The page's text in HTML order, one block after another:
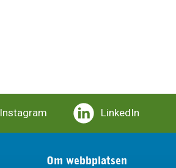
Instagram LinkedIn
Om webbplatsen